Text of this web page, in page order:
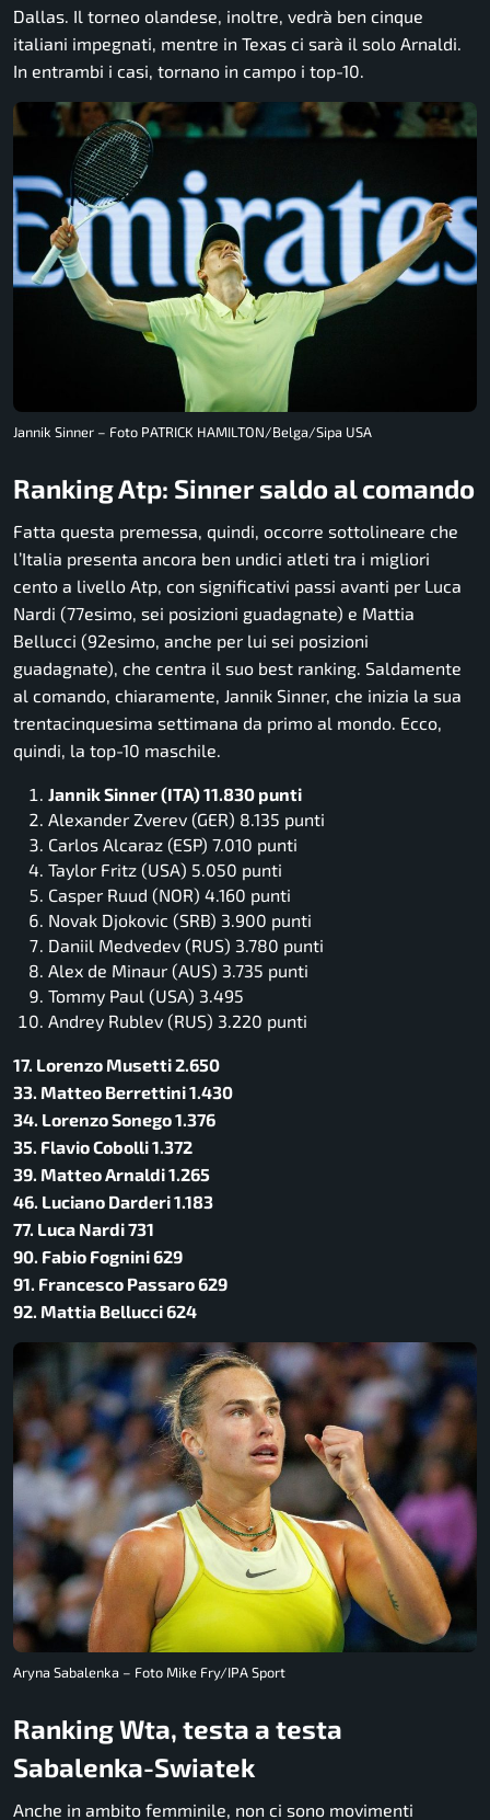
Dallas. Il torneo olandese, inoltre, vedrà ben cinque
italiani impegnati, mentre in Texas ci sarà il solo Arnaldi.
In entrambi i casi, tornano in campo i top-10.
Jannik Sinner – Foto PATRICK HAMILTON/Belga/Sipa USA
Ranking Atp: Sinner saldo al comando
Fatta questa premessa, quindi, occorre sottolineare che
l’Italia presenta ancora ben undici atleti tra i migliori
cento a livello Atp, con significativi passi avanti per Luca
Nardi (77esimo, sei posizioni guadagnate) e Mattia
Bellucci (92esimo, anche per lui sei posizioni
guadagnate), che centra il suo best ranking. Saldamente
al comando, chiaramente, Jannik Sinner, che inizia la sua
trentacinquesima settimana da primo al mondo. Ecco,
quindi, la top-10 maschile.
Jannik Sinner (ITA) 11.830 punti
Alexander Zverev (GER) 8.135 punti
Carlos Alcaraz (ESP) 7.010 punti
Taylor Fritz (USA) 5.050 punti
Casper Ruud (NOR) 4.160 punti
Novak Djokovic (SRB) 3.900 punti
Daniil Medvedev (RUS) 3.780 punti
Alex de Minaur (AUS) 3.735 punti
Tommy Paul (USA) 3.495
Andrey Rublev (RUS) 3.220 punti
17. Lorenzo Musetti 2.650
33. Matteo Berrettini 1.430
34. Lorenzo Sonego 1.376
35. Flavio Cobolli 1.372
39. Matteo Arnaldi 1.265
46. Luciano Darderi 1.183
77. Luca Nardi 731
90. Fabio Fognini 629
91. Francesco Passaro 629
92. Mattia Bellucci 624
Aryna Sabalenka – Foto Mike Fry/IPA Sport
Ranking Wta, testa a testa
Sabalenka-Swiatek
Anche in ambito femminile, non ci sono movimenti